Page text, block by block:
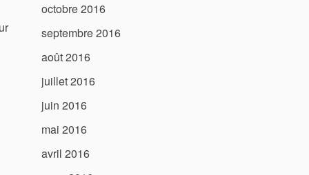
octobre 2016
septembre 2016
août 2016
juillet 2016
juin 2016
mai 2016
avril 2016